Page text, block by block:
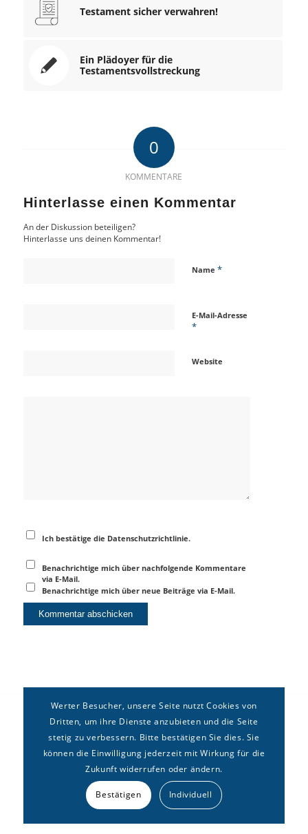
Testament sicher verwahren!
Ein Plädoyer für die
Testamentsvollstreckung
0
KOMMENTARE
Hinterlasse einen Kommentar
An der Diskussion beteiligen?
Hinterlasse uns deinen Kommentar!
Name *
E-Mail-Adresse
*
Website
Ich bestätige die Datenschutzrichtlinie.
Benachrichtige mich über nachfolgende Kommentare
via E-Mail.
Benachrichtige mich über neue Beiträge via E-Mail.
Copyright © Deutsches Forum fürErbrechte.V. –
Impressum|Datenschutz|Sitemap
Werter Besucher, unsere Seite nutzt Cookies von
Dritten, um ihre Dienste anzubieten und die Seite
stetig zu verbessern. Bitte bestätigen Sie dies. Sie
können die Einwilligung jederzeit mit Wirkung für die
Zukunft widerrufen oder ändern.
Bestätigen Individuell